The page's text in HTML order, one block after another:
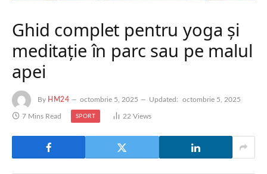
Ghid complet pentru yoga și
meditație în parc sau pe malul
apei
By HM24 octombrie 5, 2025 Updated: octombrie 5, 2025
7 Mins Read SPORT 22 Views